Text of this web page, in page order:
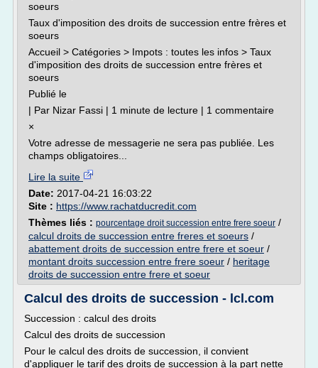
soeurs
Taux d'imposition des droits de succession entre frères et
soeurs
Accueil > Catégories > Impots : toutes les infos > Taux
d'imposition des droits de succession entre frères et
soeurs
Publié le
| Par Nizar Fassi | 1 minute de lecture | 1 commentaire
×
Votre adresse de messagerie ne sera pas publiée. Les
champs obligatoires...
Lire la suite
Date: 2017-04-21 16:03:22
Site : https://www.rachatducredit.com
Thèmes liés : pourcentage droit succession entre frere soeur /
calcul droits de succession entre freres et soeurs /
abattement droits de succession entre frere et soeur /
montant droits succession entre frere soeur / heritage
droits de succession entre frere et soeur
Calcul des droits de succession - lcl.com
Succession : calcul des droits
Calcul des droits de succession
Pour le calcul des droits de succession, il convient
d'appliquer le tarif des droits de succession à la part nette